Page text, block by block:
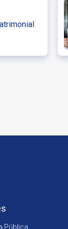
Pública